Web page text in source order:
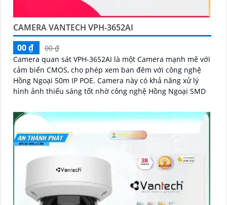
CAMERA VANTECH VPH-3652AI
00 ₫
00 ₫
Camera quan sát VPH-3652AI là một Camera mạnh mẽ với
cảm biến CMOS, cho phép xem ban đêm với công nghệ
Hồng Ngoại 50m IP POE. Camera này có khả năng xử lý
hình ảnh thiếu sáng tốt nhờ công nghệ Hồng Ngoại SMD